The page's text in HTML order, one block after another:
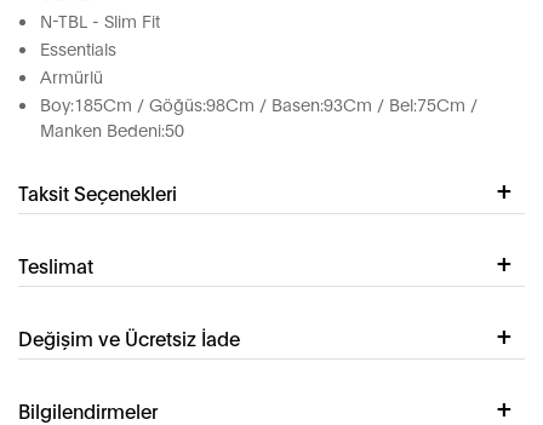
N-TBL - Slim Fit
Essentials
Armürlü
Boy:185Cm / Göğüs:98Cm / Basen:93Cm / Bel:75Cm /
Manken Bedeni:50
Taksit Seçenekleri
Teslimat
Değişim ve Ücretsiz İade
Bilgilendirmeler